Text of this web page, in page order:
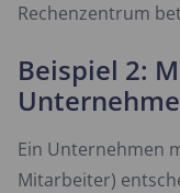
Rechenzentrum
Beispiel 2:
Ein Unternehmen
Mitarbeiter)